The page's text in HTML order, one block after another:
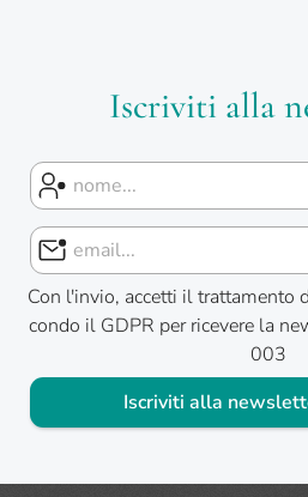
Iscriviti alla
Con l'invio, accetti il trattamento
condo il GDPR per ricevere la
003
Iscriviti alla